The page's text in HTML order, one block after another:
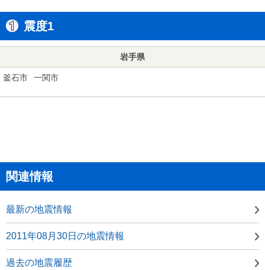
震度1
岩手県
釜石市 一関市
関連情報
最新の地震情報
2011年08月30日の地震情報
過去の地震履歴